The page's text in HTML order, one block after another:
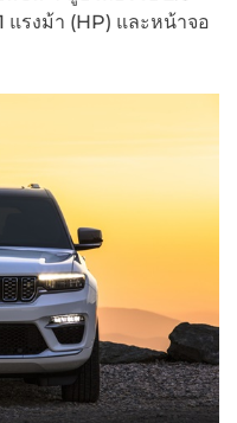
แรงม้า (HP) และหน้าจอ